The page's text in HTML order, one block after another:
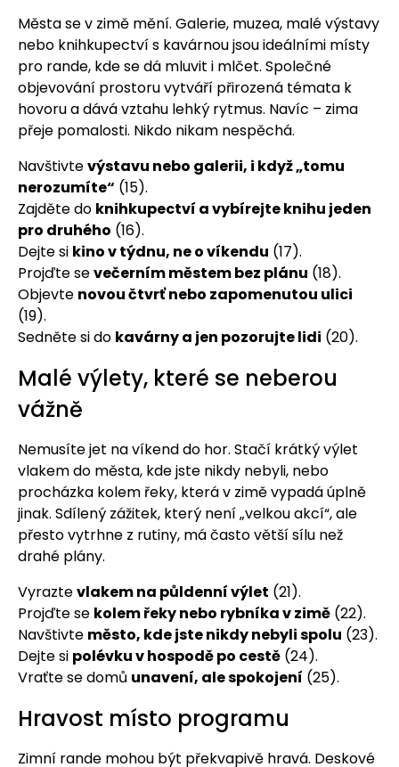
Města se v zimě mění. Galerie, muzea, malé výstavy
nebo knihkupectví s kavárnou jsou ideálními místy
pro rande, kde se dá mluvit i mlčet. Společné
objevování prostoru vytváří přirozená témata k
hovoru a dává vztahu lehký rytmus. Navíc – zima
přeje pomalosti. Nikdo nikam nespěchá.
Navštivtevýstavu nebo galerii, i když „tomu
nerozumíte“ (15).
Zajděte do knihkupectví a vybírejte knihu jeden
pro druhého (16).
Dejte si kino v týdnu, ne o víkendu (17).
Projďte sevečerním městem bez plánu (18).
Objevte novou čtvrť nebo zapomenutou ulici
(19).
Sedněte si do kavárny a jen pozorujte lidi (20).
Malé výlety, které se neberou
vážně
Nemusíte jet na víkend do hor. Stačí krátký výlet
vlakem do města, kde jste nikdy nebyli, nebo
procházka kolem řeky, která v zimě vypadá úplně
jinak. Sdílený zážitek, který není „velkou akcí“, ale
přesto vytrhne z rutiny, má často větší sílu než
drahé plány.
Vyraztevlakem na půldenní výlet (21).
Projďte se kolem řeky nebo rybníka v zimě (22).
Navštivte město, kde jste nikdy nebyli spolu (23).
Dejte si polévku v hospodě po cestě (24).
Vraťte se domů unavení, ale spokojení (25).
Hravost místo programu
Zimní rande mohou být překvapivě hravá. Deskové